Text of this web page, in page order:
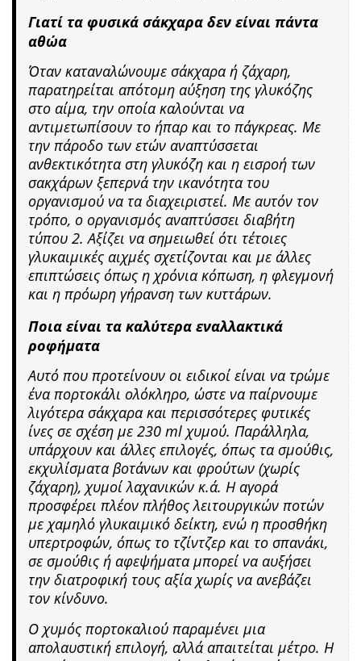
Γιατί τα φυσικά σάκχαρα δεν είναι πάντα
αθώα
Όταν καταναλώνουμε σάκχαρα ή ζάχαρη,
παρατηρείται απότομη αύξηση της γλυκόζης
στο αίμα, την οποία καλούνται να
αντιμετωπίσουν το ήπαρ και το πάγκρεας. Με
την πάροδο των ετών αναπτύσσεται
ανθεκτικότητα στη γλυκόζη και η εισροή των
σακχάρων ξεπερνά την ικανότητα του
οργανισμού να τα διαχειριστεί. Με αυτόν τον
τρόπο, ο οργανισμός αναπτύσσει διαβήτη
τύπου 2. Αξίζει να σημειωθεί ότι τέτοιες
γλυκαιμικές αιχμές σχετίζονται και με άλλες
επιπτώσεις όπως η χρόνια κόπωση, η φλεγμονή
και η πρόωρη γήρανση των κυττάρων.
Ποια είναι τα καλύτερα εναλλακτικά
ροφήματα
Αυτό που προτείνουν οι ειδικοί είναι να τρώμε
ένα πορτοκάλι ολόκληρο, ώστε να παίρνουμε
λιγότερα σάκχαρα και περισσότερες φυτικές
ίνες σε σχέση με 230 ml χυμού. Παράλληλα,
υπάρχουν και άλλες επιλογές, όπως τα σμούθις,
εκχυλίσματα βοτάνων και φρούτων (χωρίς
ζάχαρη), χυμοί λαχανικών κ.ά. Η αγορά
προσφέρει πλέον πλήθος λειτουργικών ποτών
με χαμηλό γλυκαιμικό δείκτη, ενώ η προσθήκη
υπερτροφών, όπως το τζίντζερ και το σπανάκι,
σε σμούθις ή αφεψήματα μπορεί να αυξήσει
την διατροφική τους αξία χωρίς να ανεβάζει
τον κίνδυνο.
Ο χυμός πορτοκαλιού παραμένει μια
απολαυστική επιλογή, αλλά απαιτείται μέτρο. Η